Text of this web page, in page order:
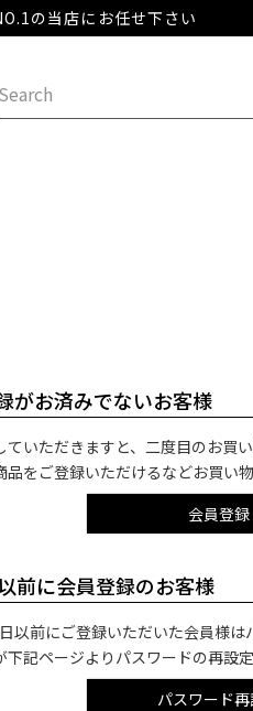
の当店にお任せ下さい
がお済みでないお客様
ていただきますと、二度目のお買
品をご登録いただけるなどお買い
会員登録
前に会員登録のお客様
以前にご登録いただいた会員様は
下記ページよりパスワードの再設定
パスワード